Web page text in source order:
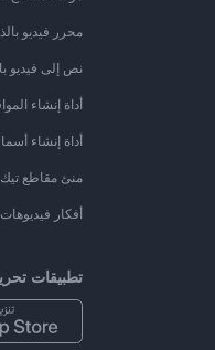
محرر فيديو
نص إلى فيديو
أداة إنشاء
أداة إنشاء
منئ مقاطع تيك
أفكار
تطبيقات